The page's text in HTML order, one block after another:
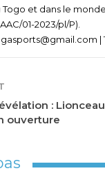
Togo et dans le
01-2023/pl/P).
|
:
ouverture